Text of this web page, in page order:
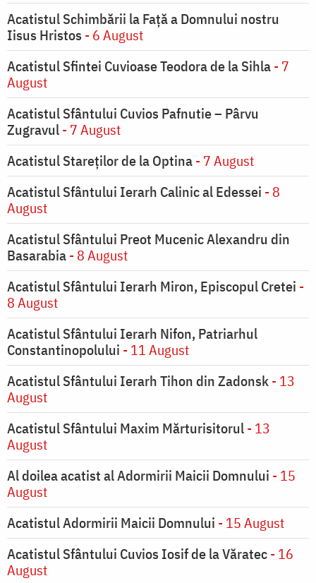
Acatistul Schimbării la Faţă a Domnului nostru
Iisus Hristos - 6 August
Acatistul Sfintei Cuvioase Teodora de la Sihla- 7
August
Acatistul Sfântului Cuvios Pafnutie – Pârvu
Zugravul- 7 August
Acatistul Stareţilor de la Optina- 7 August
Acatistul Sfântului Ierarh Calinic al Edessei - 8
August
Acatistul Sfântului Preot Mucenic Alexandru din
Basarabia- 8 August
Acatistul Sfântului Ierarh Miron, Episcopul Cretei -
8 August
Acatistul Sfântului Ierarh Nifon, Patriarhul
Constantinopolului - 11 August
Acatistul Sfântului Ierarh Tihon din Zadonsk- 13
August
Acatistul Sfântului Maxim Mărturisitorul- 13
August
Al doilea acatist al Adormirii Maicii Domnului - 15
August
Acatistul Adormirii Maicii Domnului - 15 August
Acatistul Sfântului Cuvios Iosif de la Văratec- 16
August